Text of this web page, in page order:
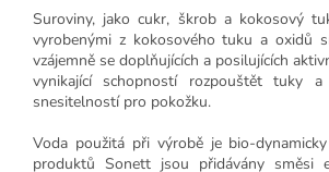
Suroviny, jako cukr, škrob a kokosový
vyrobenými z kokosového tuku a oxidů
vzájemně se doplňujících a posilujících
vynikající schopností rozpouštět tuky
snesitelností pro pokožku.
Voda použitá při výrobě je bio-
produktů Sonett jsou přidávány směsi